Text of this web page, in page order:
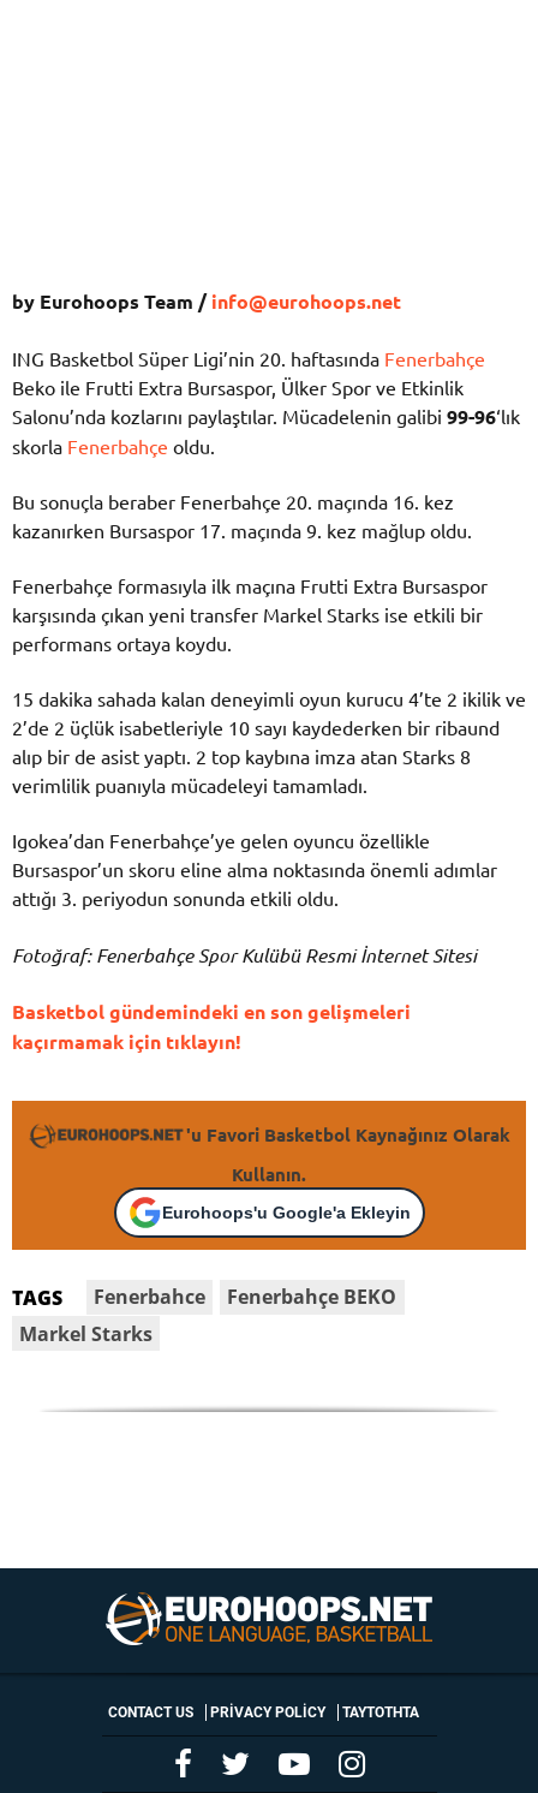
by Eurohoops Team /info@eurohoops.net
ING Basketbol Süper Ligi’nin 20. haftasında Fenerbahçe
Beko ile Frutti Extra Bursaspor, Ülker Spor ve Etkinlik
Salonu’nda kozlarını paylaştılar. Mücadelenin galibi 99-96‘lık
skorla Fenerbahçe oldu.
Bu sonuçla beraber Fenerbahçe 20. maçında 16. kez
kazanırken Bursaspor 17. maçında 9. kez mağlup oldu.
Fenerbahçe formasıyla ilk maçına Frutti Extra Bursaspor
karşısında çıkan yeni transfer Markel Starks ise etkili bir
performans ortaya koydu.
15 dakika sahada kalan deneyimli oyun kurucu 4’te 2 ikilik ve
2’de 2 üçlük isabetleriyle 10 sayı kaydederken bir ribaund
alıp bir de asist yaptı. 2 top kaybına imza atan Starks 8
verimlilik puanıyla mücadeleyi tamamladı.
Igokea’dan Fenerbahçe’ye gelen oyuncu özellikle
Bursaspor’un skoru eline alma noktasında önemli adımlar
attığı 3. periyodun sonunda etkili oldu.
Fotoğraf: Fenerbahçe Spor Kulübü Resmi İnternet Sitesi
Basketbol gündemindeki en son gelişmeleri
kaçırmamak için tıklayın!
'u Favori Basketbol Kaynağınız Olarak
Kullanın.
Eurohoops'u Google'a Ekleyin
TAGS Fenerbahce
Fenerbahçe BEKO
Markel Starks
CONTACT US PRIVACY POLICY ΤΑΥΤΟΤΗΤΑ